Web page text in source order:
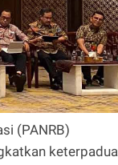
(PANRB)